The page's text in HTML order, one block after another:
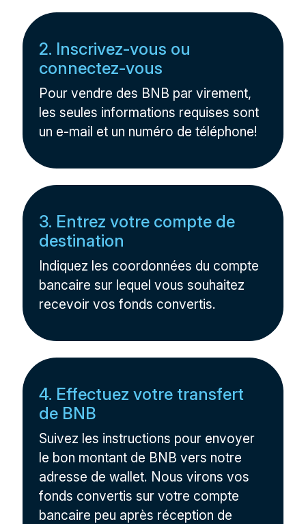
2. Inscrivez-vous ou
connectez-vous
Pour vendre des BNB par virement,
les seules informations requises sont
un e-mail et un numéro de téléphone!
3. Entrez votre compte de
destination
Indiquez les coordonnées du compte
bancaire sur lequel vous souhaitez
recevoir vos fonds convertis.
4. Effectuez votre transfert
de BNB
Suivez les instructions pour envoyer
le bon montant de BNB vers notre
adresse de wallet. Nous virons vos
fonds convertis sur votre compte
bancaire peu après réception de